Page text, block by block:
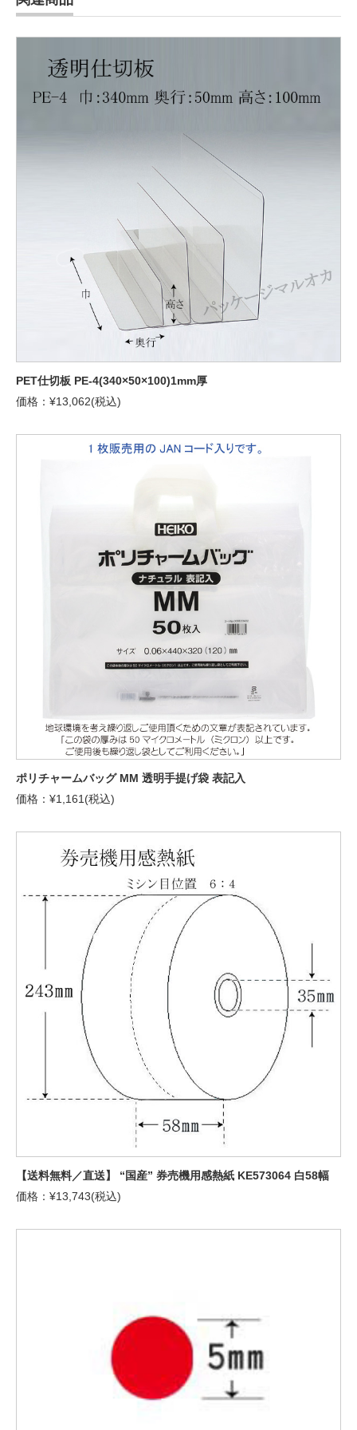
PET仕切板 PE-4(340×50×100)1mm厚
価格：¥13,062(税込)
ポリチャームバッグ MM 透明手提げ袋 表記入
価格：¥1,161(税込)
【送料無料／直送】 “国産” 券売機用感熱紙 KE573064 白58幅
価格：¥13,743(税込)